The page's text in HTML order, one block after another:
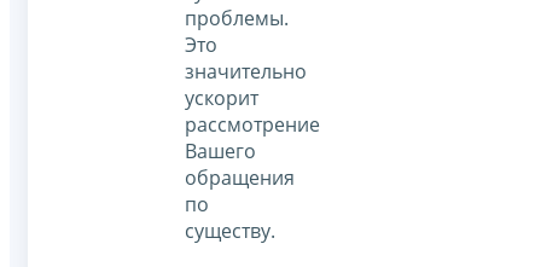
проблемы.
Это
значительно
ускорит
рассмотрение
Вашего
обращения
по
существу.